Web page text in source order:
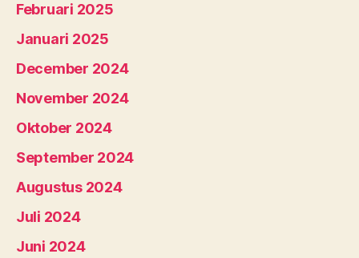
Februari 2025
Januari 2025
December 2024
November 2024
Oktober 2024
September 2024
Augustus 2024
Juli 2024
Juni 2024